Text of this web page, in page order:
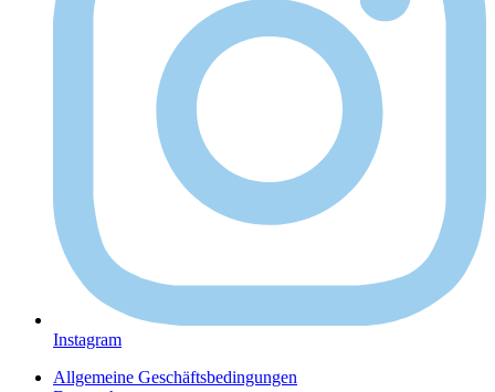
Instagram
Allgemeine Geschäftsbedingungen